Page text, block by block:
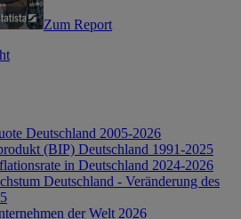
Zum Report
Deutschland 2005-2026
(BIP) Deutschland 1991-2025
in Deutschland 2024-2026
Deutschland - Veränderung des
der Welt 2026